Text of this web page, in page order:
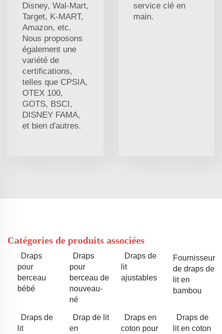
Disney, Wal-Mart,
Target, K-MART,
Amazon, etc.
Nous proposons
également une
variété de
certifications,
telles que CPSIA,
OTEX 100,
GOTS, BSCI,
DISNEY FAMA,
et bien d'autres.
service clé en
main.
Catégories de produits associées
Draps
pour
berceau
bébé
Draps
pour
berceau de
nouveau-
né
Draps de
lit
ajustables
Fournisseur
de draps de
lit en
bambou
Draps de
lit
Drap de lit
en
Draps en
coton pour
Draps de
lit en coton